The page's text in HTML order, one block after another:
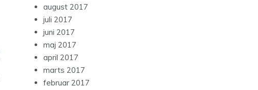
august 2017
juli 2017
juni 2017
maj 2017
april 2017
marts 2017
februar 2017